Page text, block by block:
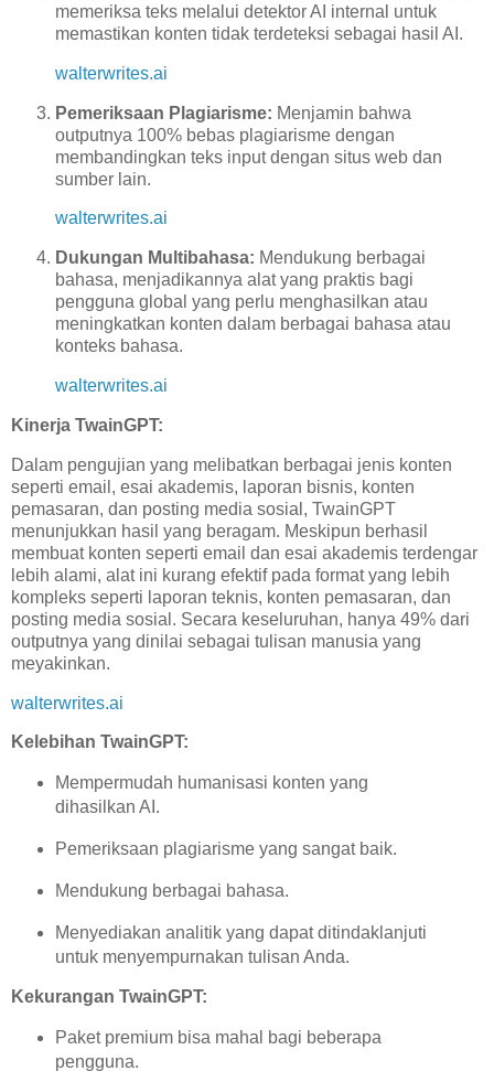
memeriksa teks melalui detektor AI internal untuk
memastikan konten tidak terdeteksi sebagai hasil AI.
walterwrites.ai
Pemeriksaan Plagiarisme: Menjamin bahwa
outputnya 100% bebas plagiarisme dengan
membandingkan teks input dengan situs web dan
sumber lain.
walterwrites.ai
Dukungan Multibahasa: Mendukung berbagai
bahasa, menjadikannya alat yang praktis bagi
pengguna global yang perlu menghasilkan atau
meningkatkan konten dalam berbagai bahasa atau
konteks bahasa.
walterwrites.ai
Kinerja TwainGPT:
Dalam pengujian yang melibatkan berbagai jenis konten
seperti email, esai akademis, laporan bisnis, konten
pemasaran, dan posting media sosial, TwainGPT
menunjukkan hasil yang beragam. Meskipun berhasil
membuat konten seperti email dan esai akademis terdengar
lebih alami, alat ini kurang efektif pada format yang lebih
kompleks seperti laporan teknis, konten pemasaran, dan
posting media sosial. Secara keseluruhan, hanya 49% dari
outputnya yang dinilai sebagai tulisan manusia yang
meyakinkan.
walterwrites.ai
Kelebihan TwainGPT:
Mempermudah humanisasi konten yang
dihasilkan AI.
Pemeriksaan plagiarisme yang sangat baik.
Mendukung berbagai bahasa.
Menyediakan analitik yang dapat ditindaklanjuti
untuk menyempurnakan tulisan Anda.
Kekurangan TwainGPT:
Paket premium bisa mahal bagi beberapa
pengguna.